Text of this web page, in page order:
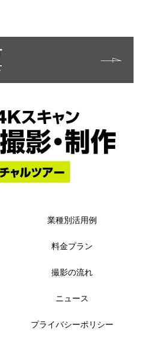
業種別活用例
料金プラン
撮影の流れ
ニュース
プライバシーポリシー